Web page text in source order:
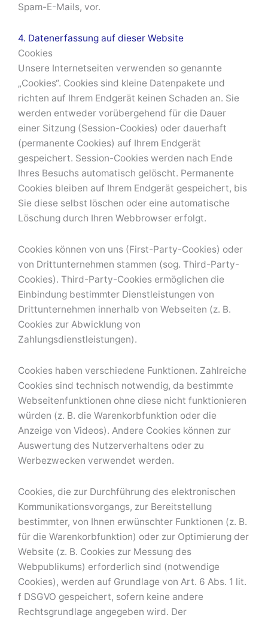
Spam-E-Mails, vor.
4. Datenerfassung auf dieser Website
Cookies
Unsere Internetseiten verwenden so genannte
„Cookies“. Cookies sind kleine Datenpakete und
richten auf Ihrem Endgerät keinen Schaden an. Sie
werden entweder vorübergehend für die Dauer
einer Sitzung (Session-Cookies) oder dauerhaft
(permanente Cookies) auf Ihrem Endgerät
gespeichert. Session-Cookies werden nach Ende
Ihres Besuchs automatisch gelöscht. Permanente
Cookies bleiben auf Ihrem Endgerät gespeichert, bis
Sie diese selbst löschen oder eine automatische
Löschung durch Ihren Webbrowser erfolgt.
Cookies können von uns (First-Party-Cookies) oder
von Drittunternehmen stammen (sog. Third-Party-
Cookies). Third-Party-Cookies ermöglichen die
Einbindung bestimmter Dienstleistungen von
Drittunternehmen innerhalb von Webseiten (z. B.
Cookies zur Abwicklung von
Zahlungsdienstleistungen).
Cookies haben verschiedene Funktionen. Zahlreiche
Cookies sind technisch notwendig, da bestimmte
Webseitenfunktionen ohne diese nicht funktionieren
würden (z. B. die Warenkorbfunktion oder die
Anzeige von Videos). Andere Cookies können zur
Auswertung des Nutzerverhaltens oder zu
Werbezwecken verwendet werden.
Cookies, die zur Durchführung des elektronischen
Kommunikationsvorgangs, zur Bereitstellung
bestimmter, von Ihnen erwünschter Funktionen (z. B.
für die Warenkorbfunktion) oder zur Optimierung der
Website (z. B. Cookies zur Messung des
Webpublikums) erforderlich sind (notwendige
Cookies), werden auf Grundlage von Art. 6 Abs. 1 lit.
f DSGVO gespeichert, sofern keine andere
Rechtsgrundlage angegeben wird. Der